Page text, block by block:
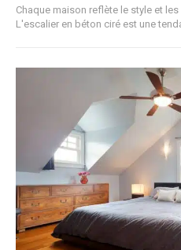
Chaque maison reflète le style et
L'escalier en béton ciré est une